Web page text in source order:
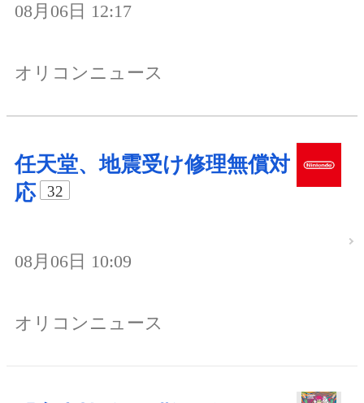
08月06日 12:17
オリコンニュース
任天堂、地震受け修理無償対
応
32
08月06日 10:09
オリコンニュース